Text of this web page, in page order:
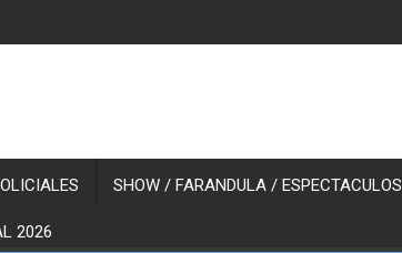
SHOW / FARANDULA / ESPECTACULOS
2026